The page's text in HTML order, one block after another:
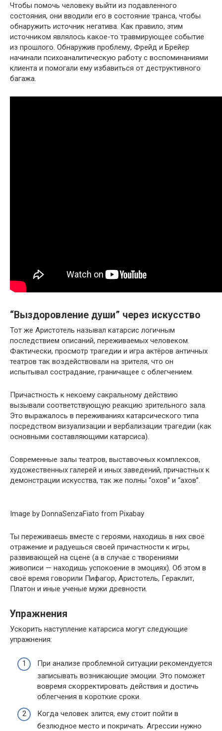
Чтобы помочь человеку выйти из подавленного
состояния, они вводили его в состояние транса, чтобы
обнаружить источник негатива. Как правило, этим
источником являлось какое-то травмирующее событие
из прошлого. Обнаружив проблему, Фрейд и Брейер
начинали психоаналитическую работу с воспоминаниями
клиента и помогали ему избавиться от деструктивного
багажа.
“Выздоровление души” через искусство
Тот же Аристотель называл катарсис логичным
последствием описаний, переживаемых человеком.
Фактически, просмотр трагедии и игра актёров античных
театров так воздействовали на зрителя, что он
испытывал сострадание, граничащее с облегчением.
Причастность к некоему сакральному действию
вызывали соответствующую реакцию зрительного зала.
Это выражалось в переживаниях катарсического типа
посредством визуализации и вербализации трагедии (как
основными составляющими катарсиса).
Современные залы театров, выставочных комплексов,
художественных галерей и иных заведений, причастных к
демонстрации искусства, так же полны “охов” и “ахов”.
Image by DonnaSenzaFiato from Pixabay
Ты переживаешь вместе с героями, находишь в них своё
отражение и радуешься своей причастности к игры,
развивающей на сцене (а в случае с творениями
живописи — находишь успокоение в эмоциях). Об этом в
своё время говорили Пифагор, Аристотель, Гераклит,
Платон и иные ученые мужи древности.
Упражнения
Ускорить наступление катарсиса могут следующие
упражнения:
При анализе проблемной ситуации рекомендуется
записывать возникающие эмоции. Это поможет
вовремя скорректировать действия и достичь
облегчения в короткие сроки.
Когда человек злится, ему стоит пойти в
безлюдное место и покричать. Агрессии нужно